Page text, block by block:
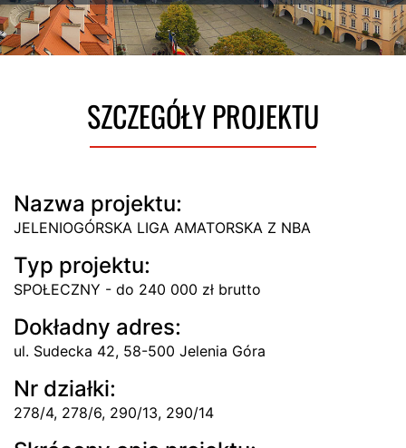
SZCZEGÓŁY PROJEKTU
Nazwa projektu:
JELENIOGÓRSKA LIGA AMATORSKA Z NBA
Typ projektu:
SPOŁECZNY - do 240 000 zł brutto
Dokładny adres:
ul. Sudecka 42, 58-500 Jelenia Góra
Nr działki:
278/4, 278/6, 290/13, 290/14